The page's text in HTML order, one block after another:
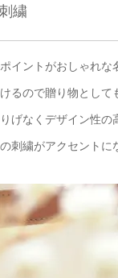
繍
イントがおしゃれな
るので贈り物とし
げなくデザイン性の
刺繍がアクセントに